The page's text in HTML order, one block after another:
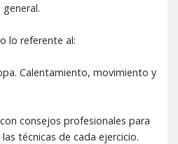
lo referente al:
Calentamiento, movimiento y
consejos profesionales para
técnicas de cada ejercicio.